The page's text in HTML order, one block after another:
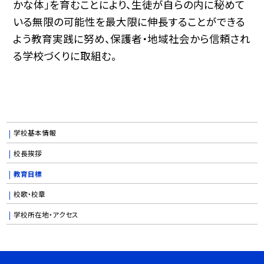
かな体」を育むことにより、生徒が自らの内に秘めて
いる無限の可能性を最大限に伸長することができる
よう教育実践に努め、保護者・地域社会から信頼され
る学校づくりに取組む。
学校基本情報
校長挨拶
教育目標
校歌・校章
学校所在地・アクセス